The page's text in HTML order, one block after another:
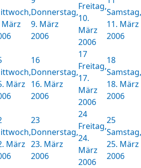
März
Donnerstag,
9. März
2006
Freitag,
10.
März
2006
Samstag,
11. März
2006
März
16
Donnerstag,
16. März
2006
17
Freitag,
17.
März
2006
18
Samstag,
18. März
2006
März
23
Donnerstag,
23. März
2006
24
Freitag,
24.
März
2006
25
Samstag,
25. März
2006